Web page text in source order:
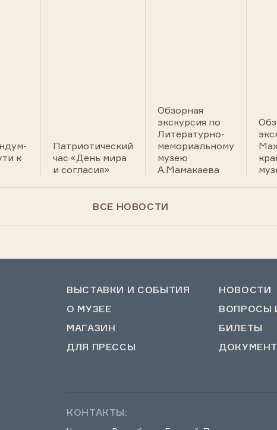
к
Патриотический
час «День мира
и согласия»
Обзорная
экскурсия по
Литературно-
мемориальному
музею
А.Мамакаева
ВСЕ НОВОСТИ
ВЫСТАВКИ И СОБЫТИЯ НОВОСТИ
О МУЗЕЕ
ВОПРОСЫ
МАГАЗИН
БИЛЕТЫ
ДЛЯ ПРЕССЫ
КОНТАКТЫ: